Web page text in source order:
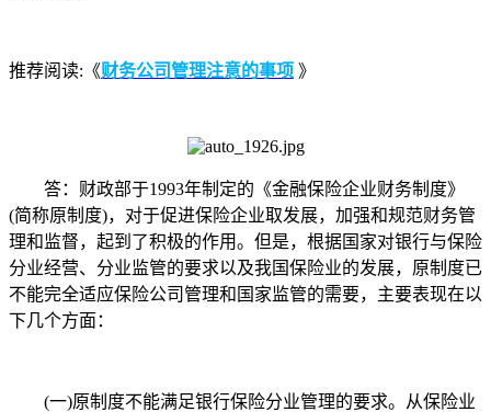
推荐阅读:《财务公司管理注意的事项 》
答：财政部于1993年制定的《金融保险企业财务制度》
(简称原制度)，对于促进保险企业取发展，加强和规范财务管
理和监督，起到了积极的作用。但是，根据国家对银行与保险
分业经营、分业监管的要求以及我国保险业的发展，原制度已
不能完全适应保险公司管理和国家监管的需要，主要表现在以
下几个方面：
(一)原制度不能满足银行保险分业管理的要求。从保险业